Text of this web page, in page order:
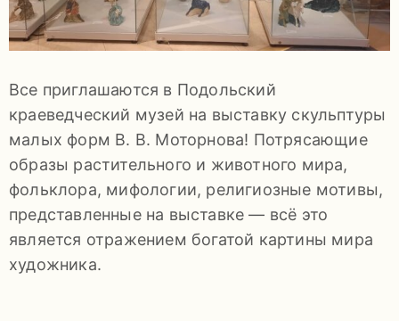
(4967)
55-
92-
34
pdls_mukpmuzey@mosreg.ru
Все приглашаются в Подольский
краеведческий музей на выставку скульптуры
малых форм В. В. Моторнова! Потрясающие
образы растительного и животного мира,
фольклора, мифологии, религиозные мотивы,
представленные на выставке — всё это
является отражением богатой картины мира
художника.